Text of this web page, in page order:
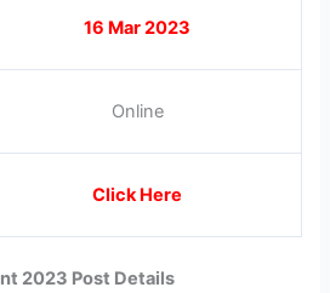
16 Mar 2023
Online
Click Here
2023 Post Details